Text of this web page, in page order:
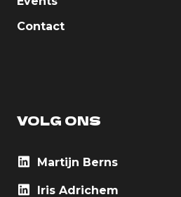
Contact
VOLG ONS
Martijn Berns
Iris Adrichem